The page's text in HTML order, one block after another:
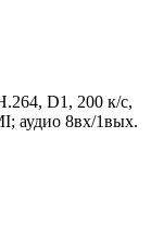
D1, 200 к/с,
аудио 8вх/1вых.